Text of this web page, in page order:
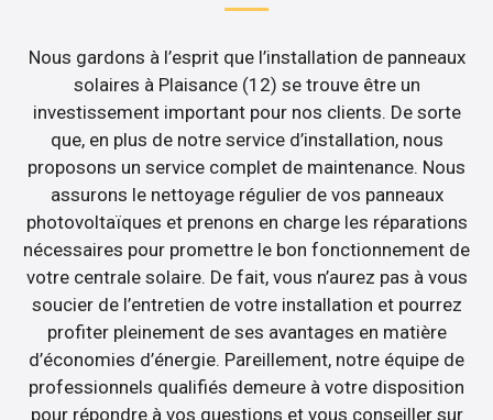
Nous gardons à l’esprit que l’installation de panneaux
solaires à Plaisance (12) se trouve être un
investissement important pour nos clients. De sorte
que, en plus de notre service d’installation, nous
proposons un service complet de maintenance. Nous
assurons le nettoyage régulier de vos panneaux
photovoltaïques et prenons en charge les réparations
nécessaires pour promettre le bon fonctionnement de
votre centrale solaire. De fait, vous n’aurez pas à vous
soucier de l’entretien de votre installation et pourrez
profiter pleinement de ses avantages en matière
d’économies d’énergie. Pareillement, notre équipe de
professionnels qualifiés demeure à votre disposition
pour répondre à vos questions et vous conseiller sur